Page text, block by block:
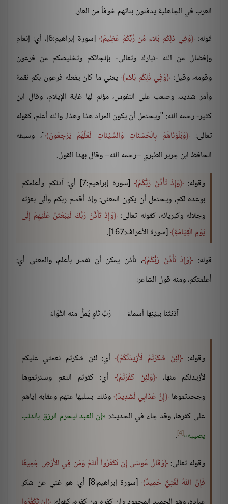
العرب في الجاهلية يدفنون بناتهم خوفاً من العار.
قوله: وَفِي ذَلِكُم بَلاء مِّن رَّبِّكُمْ عَظِيمٌ
[سورة إبراهيم:6]، أي: إنعام
وإفضال من الله -تبارك وتعالى- بإنجائكم وتخليصكم من فرعون
وقومه، وقيل: وَفِي ذَلِكُم بَلاء يعني ما كان يفعله فرعون بكم نقمة
وأمر شديد، وصعب على النفوس، مؤلم لها غاية الإيلام، وقال ابن
كثير- رحمه الله: "ويحتمل أن يكون المراد هذا وهذا، والله أعلم، كقوله
تعالى: وَبَلَوْنَاهُمْ بِالْحَسَنَاتِ وَالسَّيِّئَاتِ لَعَلَّهُمْ يَرْجِعُونَ "، وسبقه
الحافظ ابن جرير الطبري –رحمه الله– وقال بهذا القول.
وقوله: وَإِذْ تَأَذَّنَ رَبُّكُمْ
[سورة إبراهيم:7] أي: آذنكم وأعلمكم
بوعده لكم، ويحتمل أن يكون المعنى: وإذ أقسم ربكم وآلى بعزته
وجلاله وكبريائه، كقوله تعالى: وَإِذْ تَأَذَّنَ رَبُّكَ لَيَبْعَثَنَّ عَلَيْهِمْ إِلَى
يَوْمِ الْقِيَامَةِ [سورة الأعراف:167].
قوله: وَإِذْ تَأَذَّنَ رَبُّكُمْ ، تأذن يمكن أن تفسر بأعلم، والمعنى أي:
أعلمتكم، ومنه قول الشاعر:
آذنتْنا ببيْنِها أسماءُ رُبَّ ثَاوٍ يُملُّ منه الثَّوَاءُ
وقوله: لَئِنْ شَكَرْتُمْ لَأَزِيدَنَّكُمْ أي: لئن شكرتم نعمتي عليكم
لأزيدنكم منها،
وَلَئِنْ كَفَرْتُمْ
أي: كفرتم النعم وسترتموها
وجحدتموها إِنَّ عَذَابِي لَشَدِيدٌ وذلك بسلبها عنهم وعقابه إياهم
على كفرها، وقد جاء في الحديث: إن العبد ليحرم الرزق بالذنب
يصيبه [4]
.
وقوله تعالى: وَقَالَ مُوسَى إِن تَكْفُرُواْ أَنتُمْ وَمَن فِي الأَرْضِ جَمِيعًا
فَإِنَّ اللّهَ لَغَنِيٌّ حَمِيدٌ
[سورة إبراهيم:8] أي: هو غني عن شكر